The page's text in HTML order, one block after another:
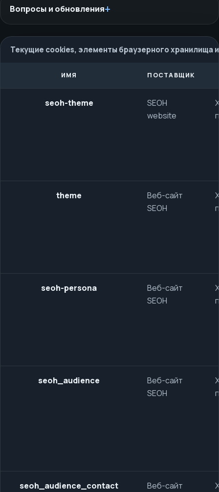
Вопросы и обновления
Текущие cookies, элементы браузерного хранилища и
ИМЯ ПОСТАВЩИК
seoh-theme
SEOH
website
theme
Веб-сайт
SEOH
seoh-persona
Веб-сайт
SEOH
seoh_audience
Веб-сайт
SEOH
seoh_audience_contact
Веб-сайт